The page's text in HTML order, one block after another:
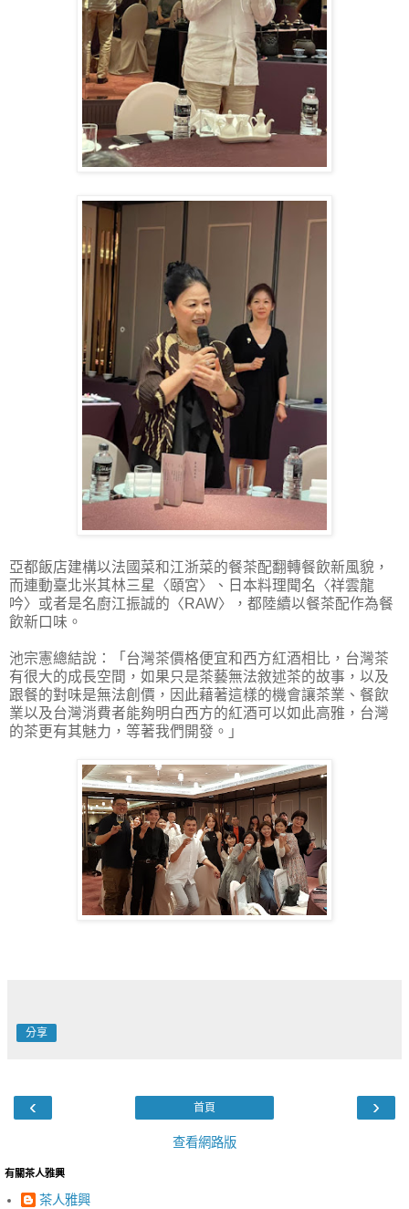
亞都飯店建構以法國菜和江浙菜的餐茶配翻轉餐飲新風貌，
而連動臺北米其林三星〈頤宮〉、日本料理聞名〈祥雲龍
吟〉或者是名廚江振誠的〈RAW〉，都陸續以餐茶配作為餐
飲新口味。
池宗憲總結說：「台灣茶價格便宜和西方紅酒相比，台灣茶
有很大的成長空間，如果只是茶藝無法敘述茶的故事，以及
跟餐的對味是無法創價，因此藉著這樣的機會讓茶業、餐飲
業以及台灣消費者能夠明白西方的紅酒可以如此高雅，台灣
的茶更有其魅力，等著我們開發。」
分享
‹ ›
首頁
查看網路版
有關茶人雅興
茶人雅興